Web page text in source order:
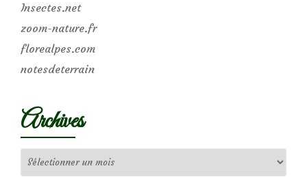
Insectes.net
zoom-nature.fr
florealpes.com
notesdeterrain
Archives